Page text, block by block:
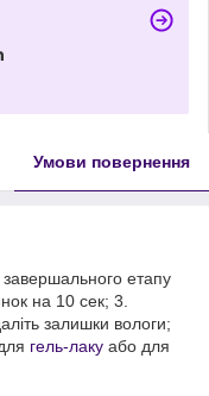
Умови повернення
завершального етапу
на 10 сек; 3.
залишки вологи;
гель-лаку або для